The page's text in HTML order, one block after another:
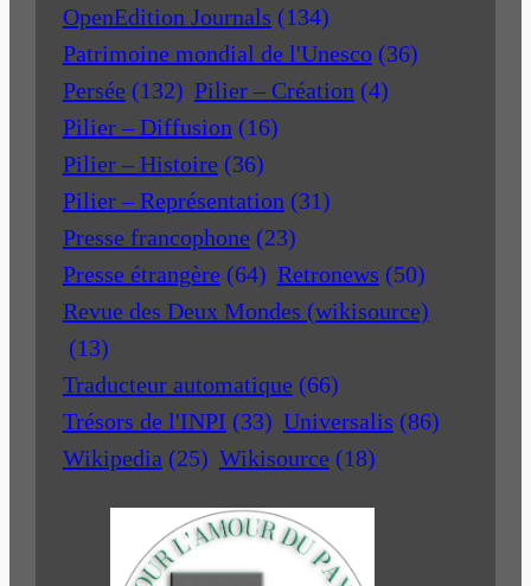
OpenEdition Journals (134)
Patrimoine mondial de l'Unesco (36)
Persée (132) Pilier – Création (4)
Pilier – Diffusion (16)
Pilier – Histoire (36)
Pilier – Représentation (31)
Presse francophone (23)
Presse étrangère (64) Retronews (50)
Revue des Deux Mondes (wikisource)
(13)
Traducteur automatique (66)
Trésors de l'INPI (33) Universalis (86)
Wikipedia (25) Wikisource (18)